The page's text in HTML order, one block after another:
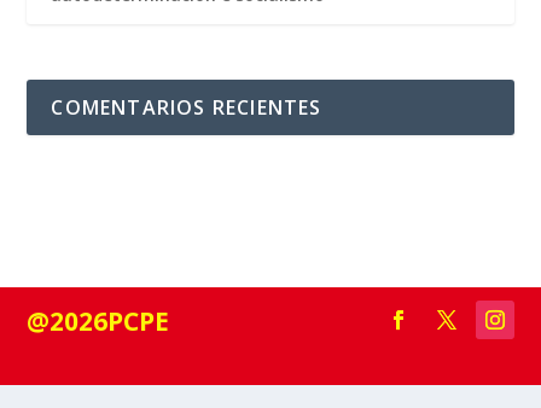
COMENTARIOS RECIENTES
@2026PCPE